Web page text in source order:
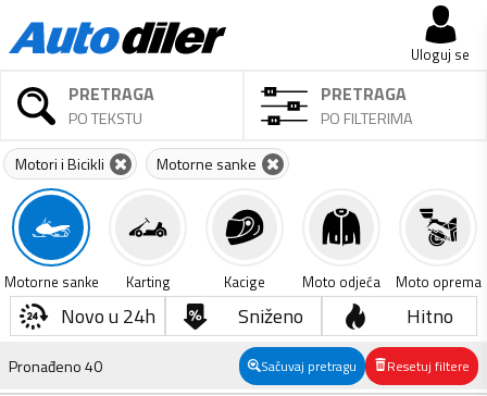
Uloguj se
PRETRAGA
PO TEKSTU
PRETRAGA
PO FILTERIMA
Motori i Bicikli Motorne sanke
Motorne sanke Karting Kacige Moto odjeća Moto oprema
Novo u 24h Sniženo Hitno
Pronađeno40 Sačuvaj pretragu Resetuj filtere